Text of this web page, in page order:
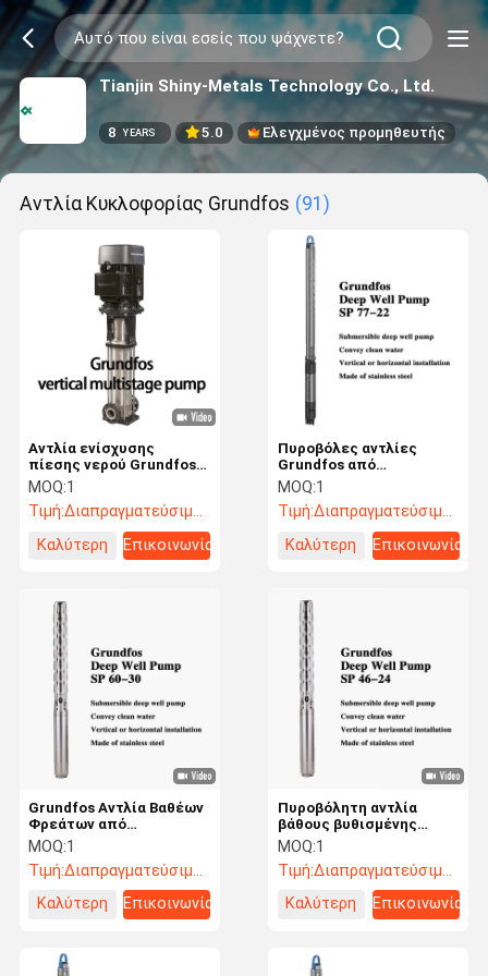
Tianjin Shiny-Metals Technology Co., Ltd.
8 YEARS 5.0 Ελεγχμένος προμηθευτής
Αντλία Κυκλοφορίας Grundfos (91)
Αντλία ενίσχυσης
πίεσης νερού Grundfos
Crn Κάθετη πολυβάθμια
αντλία
MOQ:1
Τιμή:Διαπραγματεύσιμος
Καλύτερη
Επικοινωνία
Πυροβόλες αντλίες
Grundfos από
ανοξείδωτο χάλυβα για
την εξόρυξη υπογείων
υδάτων οικιακής χρήσης
MOQ:1
Τιμή:Διαπραγματεύσιμος
Καλύτερη
Επικοινωνία
Grundfos Αντλία Βαθέων
Φρεάτων από
Ανοξείδωτο Χάλυβα,
Ανθεκτική στη
Διάβρωση, Έγκριση για
MOQ:1
Τιμή:Διαπραγματεύσιμος
Καλύτερη
Επικοινωνία
Πυροβόλητη αντλία
βάθους βυθισμένης
βάθους
MOQ:1
Τιμή:Διαπραγματεύσιμος
Καλύτερη
Επικοινωνία